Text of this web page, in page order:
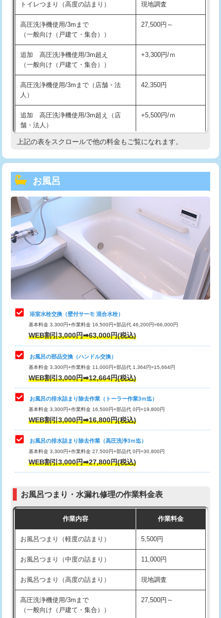
トイレつまり（高度の詰まり） 現地調査
高圧洗浄機使用/3mまで
（一般向け（戸建て・集合））
27,500円～
追加 高圧洗浄機使用/3m超え
（一般向け（戸建て・集合））
+3,300円/ｍ
高圧洗浄機使用/3mまで（店舗・法
人）
42,350円
追加 高圧洗浄機使用/3m超え（店
舗・法人）
+5,500円/ｍ
高度高圧洗浄換 現地調査
トーラー機使用/3mまで
追加トーラー機使用/3m超え
カメラ調査 33,000円
桝清掃 8,800円
止水・漏水調査・防水処理・清掃・修
理・調整・分解・加工など（軽作業）
止水・漏水調査・防水処理・清掃・修
理・調整・分解・加工など（中作業）
22,000円
止水・漏水調査・防水処理・清掃・修
理・調整・分解・加工など（重作業）
33,000円
トイレタンク脱着
トイレ便器脱着
タンクレストイレ脱着 33,000円
小便器トイレ脱着
その他部品の脱着 8,800円～
交換・取付（タンク）
交換・取付（普通便座） 11,000円+材料費
交換・取付（温水洗浄便座） 16,500円+材料費
交換・取付(単水栓（壁付・デッキ
式）)
13,200円+材料費
交換・取付(混合水栓（壁付・デッキ
式・ワンホール）)
16,500円+材料費
交換・取付(排水栓・排水トラップ
（P/S/ポップアップ））
22,000円+材料費
上記の表をスクロールで他の料金もご覧になれます。
お風呂
浴室水栓交換（壁付サーモ 混合水栓）
基本料金 3,300円+作業料金 16,500円+部品代 46,200円=66,000円
WEB割引3,000円➡63,000円(税込)
お風呂の部品交換（ハンドル交換）
基本料金 3,300円+作業料金 11,000円+部品代 1,364円=15,664円
WEB割引3,000円➡12,664円(税込)
お風呂の排水詰まり除去作業（トーラー作業3ｍ迄）
基本料金 3,300円+作業料金 16,500円+部品代 0円=19,800円
WEB割引3,000円➡16,800円(税込)
お風呂の排水詰まり除去作業（高圧洗浄3ｍ迄）
基本料金 3,300円+作業料金 27,500円+部品代 0円=30,800円
WEB割引3,000円➡27,800円(税込)
お風呂つまり・水漏れ修理の作業料金表
作業内容 作業料金
お風呂つまり（軽度の詰まり） 5,500円
お風呂つまり（中度の詰まり） 11,000円
お風呂つまり（高度の詰まり） 現地調査
高圧洗浄機使用/3mまで
（一般向け（戸建て・集合））
27,500円～